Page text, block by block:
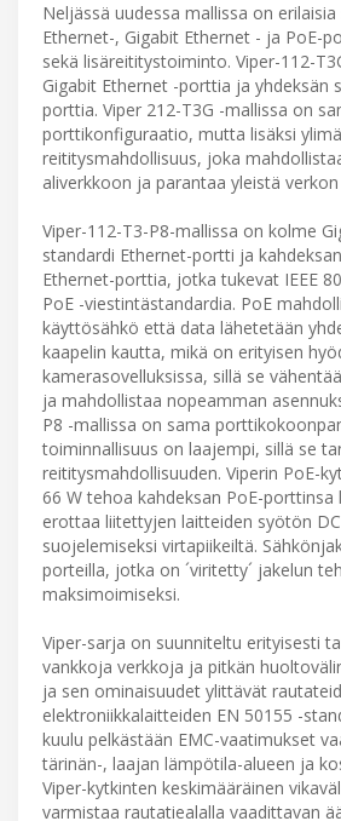
Neljässä uudessa mallissa on
Ethernet-, Gigabit Ethernet - ja PoE-
sekä lisäreititystoiminto. Viper-112-
Gigabit Ethernet -porttia ja yhdeksän
porttia. Viper 212-T3G -mallissa on
porttikonfiguraatio, mutta lisäksi
reititysmahdollisuus, joka
aliverkkoon ja parantaa yleistä
Viper-112-T3-P8-mallissa on kolme
standardi Ethernet-portti ja
Ethernet-porttia, jotka tukevat IEEE
PoE -viestintästandardia. PoE
käyttösähkö että data lähetetään
kaapelin kautta, mikä on erityisen
kamerasovelluksissa, sillä se
ja mahdollistaa nopeamman
P8 -mallissa on sama
toiminnallisuus on laajempi, sillä se
reititysmahdollisuuden. Viperin PoE-
66 W tehoa kahdeksan PoE-
erottaa liitettyjen laitteiden syötön
suojelemiseksi virtapiikeiltä.
porteilla, jotka on ´viritetty´ jakelun
maksimoimiseksi.
Viper-sarja on suunniteltu erityisesti
vankkoja verkkoja ja pitkän
ja sen ominaisuudet ylittävät
elektroniikkalaitteiden EN 50155 -
kuulu pelkästään EMC-vaatimukset
tärinän-, laajan lämpötila-alueen ja
Viper-kytkinten keskimääräinen
varmistaa rautatiealalla vaadittavan